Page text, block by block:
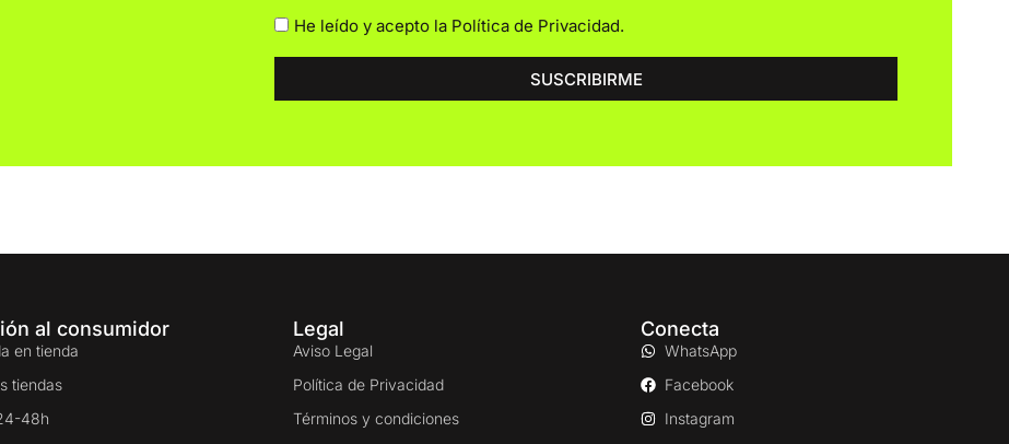
He leído y acepto la Política de Privacidad.
SUSCRIBIRME
al consumidor
en tienda
tiendas
48h
Legal
Aviso Legal
Política de Privacidad
Términos y condiciones
Conecta
WhatsApp
Facebook
Instagram